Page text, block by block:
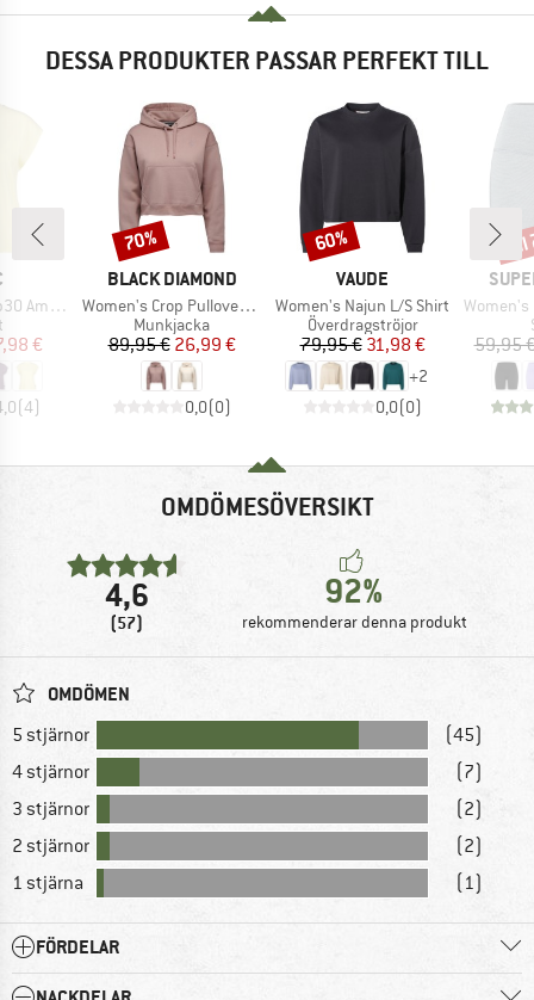
DESSA PRODUKTER PASSAR PERFEKT TILL
Top II
pris
€
(4)
VARUMÄRKE
BLACK DIAMOND
Produkter
Women's Crop Pullover Hoody
Produktgrupp
Munkjacka
Pris
89,95 €Reducerat pris
26,99 €
0,0(0)
Rabatt
70%
VARUMÄRKE
VAUDE
Produkter
Women's Najun L/S Shirt
Produktgrupp
Överdragströjor
Pris
79,95 €Reducerat pris
31,98 €
+2
0,0(0)
Rabatt
60%
Produkter
Women's
59,95
OMDÖMESÖVERSIKT
4,6
(57)
92%
rekommenderar denna produkt
OMDÖMEN
5 stjärnor
(45)
4 stjärnor
(7)
3 stjärnor
(2)
2 stjärnor
(2)
1 stjärna
(1)
FÖRDELAR